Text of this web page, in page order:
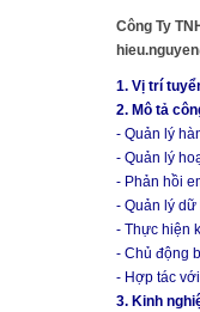
Công Ty
1. Vị trí
2. Mô tả
- Quản lý
- Quản lý
- Phản hồi
- Quản lý
- Thực hiện
- Chủ động
- Hợp tác
3. Kinh